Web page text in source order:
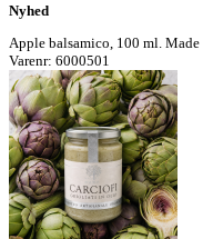
Nyhed
Apple balsamico, 100 ml. Made
Varenr: 6000501